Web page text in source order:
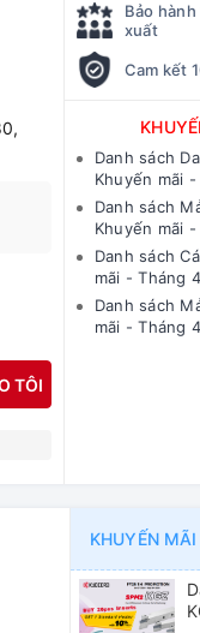
TÔI
Bảo hành
xuất
Cam kết
Danh sách
Khuyến mãi
Danh sách
Khuyến mãi
Danh sách
mãi - Tháng
Danh sách
mãi - Tháng
KHUYẾN